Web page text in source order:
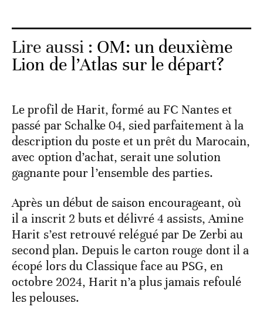
Lire aussi : OM: un deuxième
Lion de l’Atlas sur le départ?
Le profil de Harit, formé au FC Nantes et
passé par Schalke 04, sied parfaitement à la
description du poste et un prêt du Marocain,
avec option d’achat, serait une solution
gagnante pour l’ensemble des parties.
Après un début de saison encourageant, où
il a inscrit 2 buts et délivré 4 assists, Amine
Harit s’est retrouvé relégué par De Zerbi au
second plan. Depuis le carton rouge dont il a
écopé lors du Classique face au PSG, en
octobre 2024, Harit n’a plus jamais refoulé
les pelouses.